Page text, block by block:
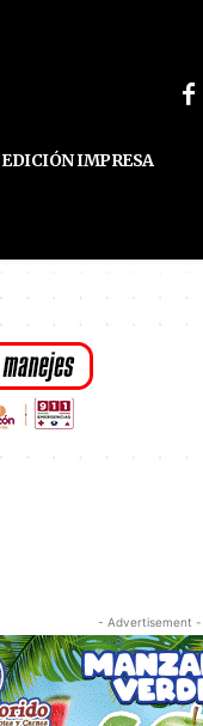
EDICIÓN IMPRESA
- Advertisement -